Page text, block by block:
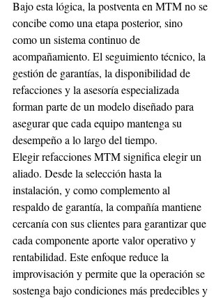
Bajo esta lógica, la postventa en MTM no se
concibe como una etapa posterior, sino
como un sistema continuo de
acompañamiento. El seguimiento técnico, la
gestión de garantías, la disponibilidad de
refacciones y la asesoría especializada
forman parte de un modelo diseñado para
asegurar que cada equipo mantenga su
desempeño a lo largo del tiempo.
Elegir refacciones MTM significa elegir un
aliado. Desde la selección hasta la
instalación, y como complemento al
respaldo de garantía, la compañía mantiene
cercanía con sus clientes para garantizar que
cada componente aporte valor operativo y
rentabilidad. Este enfoque reduce la
improvisación y permite que la operación se
sostenga bajo condiciones más predecibles y